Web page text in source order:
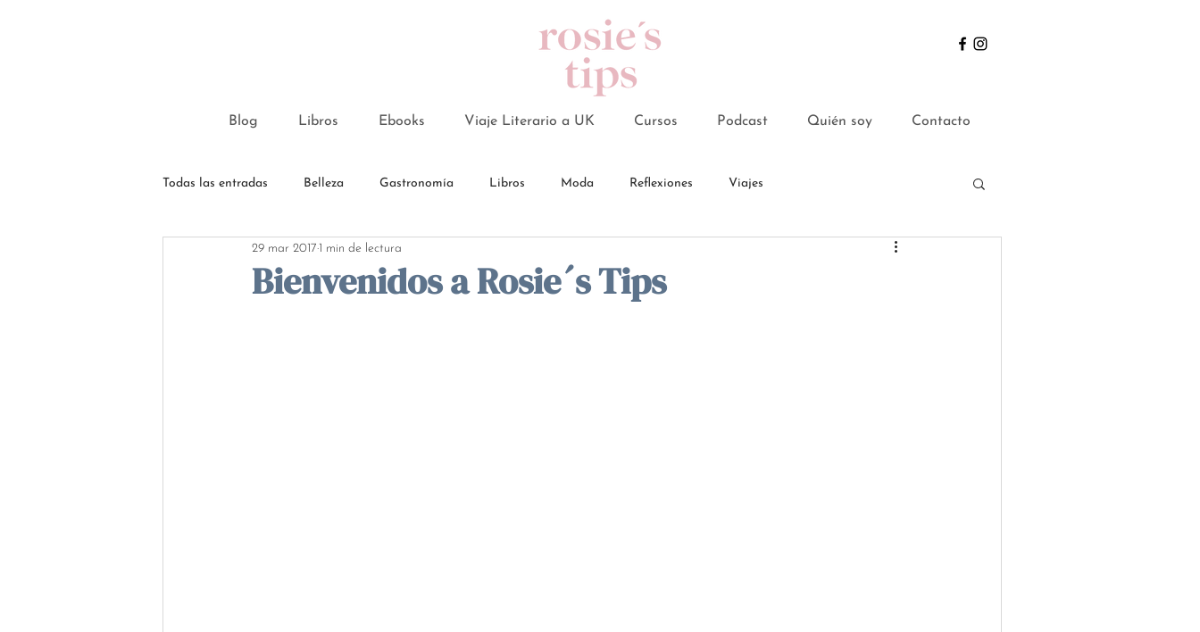
Blog Libros Ebooks Viaje Literario a UK Cursos Podcast Quién soy Contacto
Todas las entradas Belleza Gastronomía Libros Moda Reflexiones Viajes
Bienvenidos a Rosie´s Tips
29 mar 2017 1 min de lectura